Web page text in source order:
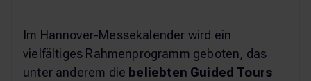
Im Hannover-Messekalender wird ein
vielfältiges Rahmenprogramm geboten, das
unter anderem die beliebten Guided Tours